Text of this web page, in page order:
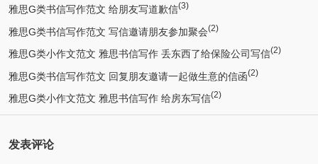
雅思G类书信写作范文 给朋友写道歉信(3)
雅思G类书信写作范文 写信邀请朋友参加聚会(2)
雅思G类小作文范文 雅思书信写作 丢东西了给保险公司写信(2)
雅思G类书信写作范文 回复朋友邀请一起做生意的信函(2)
雅思G类小作文范文 雅思书信写作 给房东写信(2)
发表评论